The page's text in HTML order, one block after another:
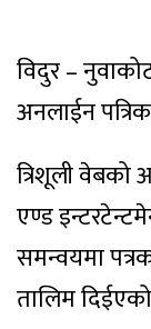
विदुर –
अनलाईन
त्रिशूली
एण्ड
समन्वयमा
तालिम